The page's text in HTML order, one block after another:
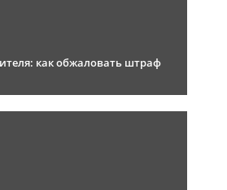
как обжаловать штраф